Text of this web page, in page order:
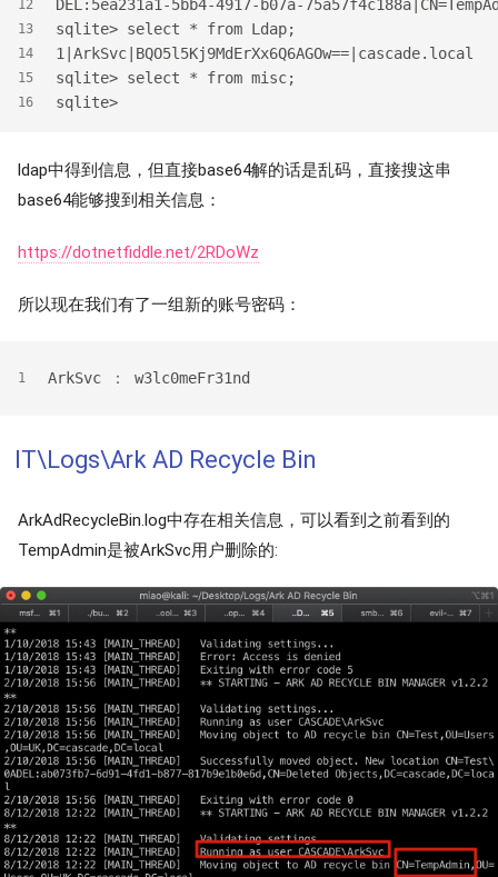
12
13
14
15
16
DEL:5ea231a1-5bb4-4917-b07a-
sqlite> select * from Ldap;
1|ArkSvc|BQO5l5Kj9MdErXx6Q6AGOw==|cascade.local
sqlite> select * from misc;
sqlite>
ldap中得到信息，但直接base64解的话是乱码，直接搜这串
base64能够搜到相关信息：
https://dotnetfiddle.net/2RDoWz
所以现在我们有了一组新的账号密码：
1 ArkSvc ： w3lc0meFr31nd
IT\Logs\Ark AD Recycle Bin
ArkAdRecycleBin.log中存在相关信息，可以看到之前看到的
TempAdmin是被ArkSvc用户删除的: